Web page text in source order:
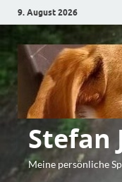
9. August 2026
Stefan
Meine persönliche